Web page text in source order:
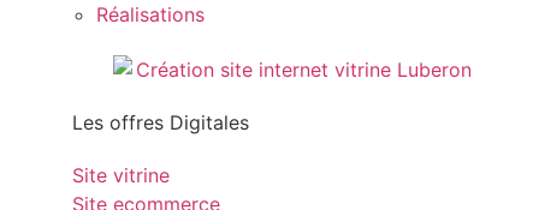
Réalisations
Les offres Digitales
Site vitrine
Site ecommerce